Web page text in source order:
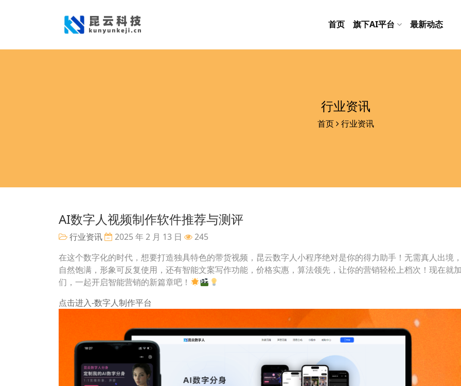
首页 旗下AI平台 最新动态
行业资讯
首页 行业资讯
AI数字人视频制作软件推荐与测评
行业资讯 2025 年 2 月 13 日
245
在这个数字化的时代，想要打造独具特色的带货视频，昆云数字人小程序绝对是你的得力助手！无需真人出境
自然饱满，形象可反复使用，还有智能文案写作功能，价格实惠，算法领先，让你的营销轻松上档次！现在就
们，一起开启智能营销的新篇章吧！
点击进入-数字人制作平台